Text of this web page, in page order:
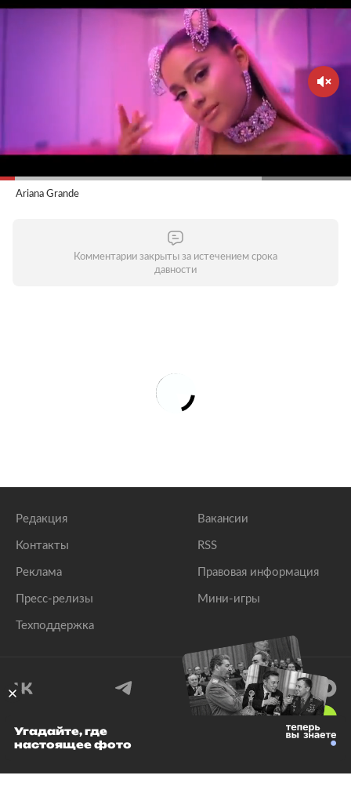
Ariana Grande
Комментарии закрыты за истечением срока
давности
Редакция
Контакты
Реклама
Пресс-релизы
Техподдержка
Вакансии
RSS
Правовая информация
Мини-игры
© 1999–2026 Все права защищены.
Угадайте, где
настоящее фото